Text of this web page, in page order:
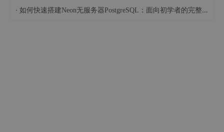
· 如何快速搭建Neon无服务器PostgreSQL：面向初学者的完整指南